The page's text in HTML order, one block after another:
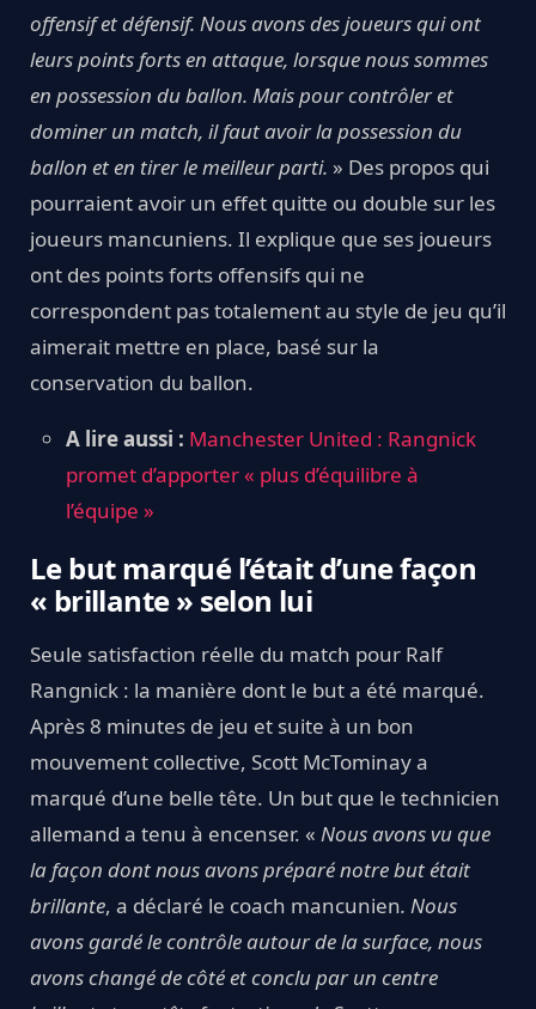
offensif et défensif. Nous avons des joueurs qui ont
leurs points forts en attaque, lorsque nous sommes
en possession du ballon. Mais pour contrôler et
dominer un match, il faut avoir la possession du
ballon et en tirer le meilleur parti. » Des propos qui
pourraient avoir un effet quitte ou double sur les
joueurs mancuniens. Il explique que ses joueurs
ont des points forts offensifs qui ne
correspondent pas totalement au style de jeu qu’il
aimerait mettre en place, basé sur la
conservation du ballon.
A lire aussi : Manchester United : Rangnick
promet d’apporter « plus d’équilibre à
l’équipe »
Le but marqué l’était d’une façon
« brillante » selon lui
Seule satisfaction réelle du match pour Ralf
Rangnick : la manière dont le but a été marqué.
Après 8 minutes de jeu et suite à un bon
mouvement collective, Scott McTominay a
marqué d’une belle tête. Un but que le technicien
allemand a tenu à encenser. « Nous avons vu que
la façon dont nous avons préparé notre but était
brillante, a déclaré le coach mancunien. Nous
avons gardé le contrôle autour de la surface, nous
avons changé de côté et conclu par un centre